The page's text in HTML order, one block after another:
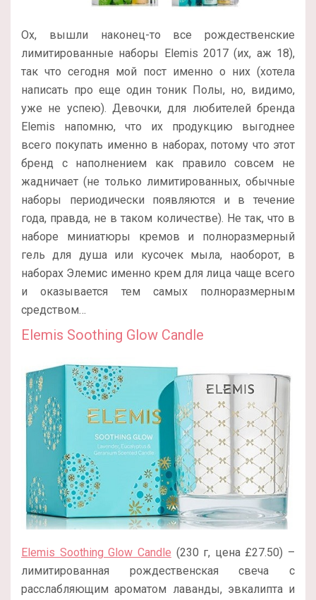
Ох, вышли наконец-то все рождественские
лимитированные наборы Elemis 2017 (их, аж 18),
так что сегодня мой пост именно о них (хотела
написать про еще один тоник Полы, но, видимо,
уже не успею). Девочки, для любителей бренда
Elemis напомню, что их продукцию выгоднее
всего покупать именно в наборах, потому что этот
бренд с наполнением как правило совсем не
жадничает (не только лимитированных, обычные
наборы периодически появляются и в течение
года, правда, не в таком количестве). Не так, что в
наборе миниатюры кремов и полноразмерный
гель для душа или кусочек мыла, наоборот, в
наборах Элемис именно крем для лица чаще всего
и оказывается тем самых полноразмерным
средством…
Elemis Soothing Glow Candle
Elemis Soothing Glow Candle (230 г, цена £27.50) –
лимитированная рождественская свеча с
расслабляющим ароматом лаванды, эвкалипта и